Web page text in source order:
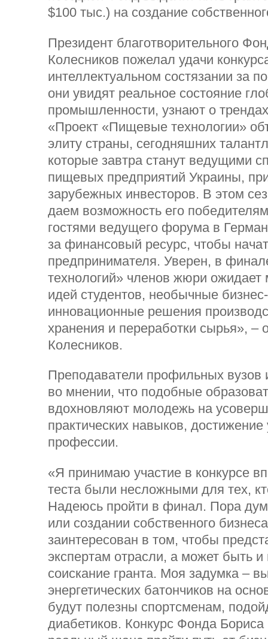
$100 тыс.) на создание
Президент благотворительного
Колесников пожелал удачи
интеллектуальном состязании за
они увидят реальное состояние
промышленности, узнают о
«Проект «Пищевые технологии»
элиту страны, сегодняшних
которые завтра станут ведущими
пищевых предприятий Украины,
зарубежных инвесторов. В этом
даем возможность его
гостями ведущего форума в
за финансовый ресурс, чтобы
предпринимателя. Уверен, в
технологий» членов жюри ожидает
идей студентов, необычные
инновационные решения
хранения и переработки сырья», –
Колесников.
Преподаватели профильных вузов
во мнении, что подобные
вдохновляют молодежь на
практических навыков, достижение
профессии.
«Я принимаю участие в конкурсе
теста были несложными для тех,
Надеюсь пройти в финал. Пора
или создании собственного
заинтересован в том, чтобы
экспертам отрасли, а может быть и
соискание гранта. Моя задумка –
энергетических батончиков на
будут полезны спортсменам,
диабетиков. Конкурс Фонда Бориса